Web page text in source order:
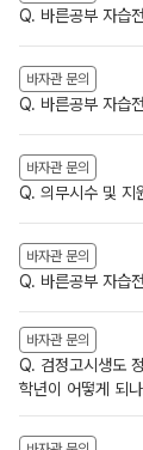
Q. 바른공부 자습
바자관 문의
Q. 바른공부 자습
바자관 문의
Q. 의무시수 및 지
바자관 문의
Q. 바른공부 자습
바자관 문의
Q. 검정고시생도
학년이 어떻게 되